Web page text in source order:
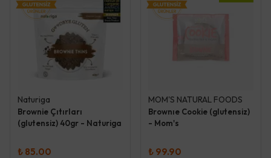
Naturiga
Brownie Çıtırları
(glutensiz) 40gr - Naturiga
₺ 85.00
MOM'S NATURAL FOODS
Brownıe Cookie (glutensiz)
- Mom's
₺ 99.90